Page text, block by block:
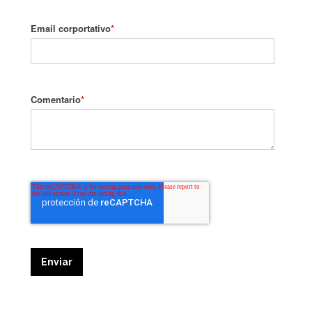
Email corportativo*
Comentario*